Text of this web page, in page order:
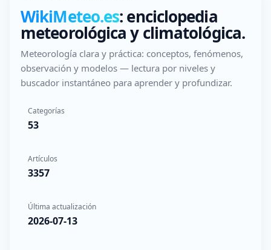
WikiMeteo.es: enciclopedia
meteorológica y climatológica.
Meteorología clara y práctica: conceptos, fenómenos,
observación y modelos — lectura por niveles y
buscador instantáneo para aprender y profundizar.
Categorías
53
Artículos
3357
Última actualización
2026-07-13